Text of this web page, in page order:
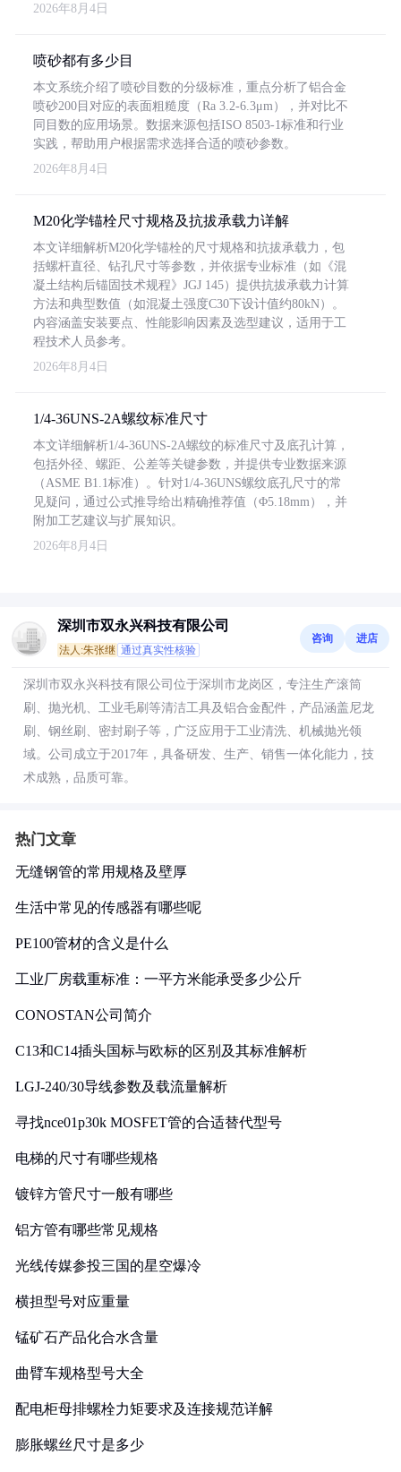
2026年8月4日
喷砂都有多少目
本文系统介绍了喷砂目数的分级标准，重点分析了铝合金
喷砂200目对应的表面粗糙度（Ra 3.2-6.3μm），并对比不
同目数的应用场景。数据来源包括ISO 8503-1标准和行业
实践，帮助用户根据需求选择合适的喷砂参数。
2026年8月4日
M20化学锚栓尺寸规格及抗拔承载力详解
本文详细解析M20化学锚栓的尺寸规格和抗拔承载力，包
括螺杆直径、钻孔尺寸等参数，并依据专业标准（如《混
凝土结构后锚固技术规程》JGJ 145）提供抗拔承载力计算
方法和典型数值（如混凝土强度C30下设计值约80kN）。
内容涵盖安装要点、性能影响因素及选型建议，适用于工
程技术人员参考。
2026年8月4日
1/4-36UNS-2A螺纹标准尺寸
本文详细解析1/4-36UNS-2A螺纹的标准尺寸及底孔计算，
包括外径、螺距、公差等关键参数，并提供专业数据来源
（ASME B1.1标准）。针对1/4-36UNS螺纹底孔尺寸的常
见疑问，通过公式推导给出精确推荐值（Φ5.18mm），并
附加工艺建议与扩展知识。
2026年8月4日
深圳市双永兴科技有限公司
法人:朱张继 通过真实性核验
咨询 进店
深圳市双永兴科技有限公司位于深圳市龙岗区，专注生产滚筒
刷、抛光机、工业毛刷等清洁工具及铝合金配件，产品涵盖尼龙
刷、钢丝刷、密封刷子等，广泛应用于工业清洗、机械抛光领
域。公司成立于2017年，具备研发、生产、销售一体化能力，技
术成熟，品质可靠。
热门文章
无缝钢管的常用规格及壁厚
生活中常见的传感器有哪些呢
PE100管材的含义是什么
工业厂房载重标准：一平方米能承受多少公斤
CONOSTAN公司简介
C13和C14插头国标与欧标的区别及其标准解析
LGJ-240/30导线参数及载流量解析
寻找nce01p30k MOSFET管的合适替代型号
电梯的尺寸有哪些规格
镀锌方管尺寸一般有哪些
铝方管有哪些常见规格
光线传媒参投三国的星空爆冷
横担型号对应重量
锰矿石产品化合水含量
曲臂车规格型号大全
配电柜母排螺栓力矩要求及连接规范详解
膨胀螺丝尺寸是多少